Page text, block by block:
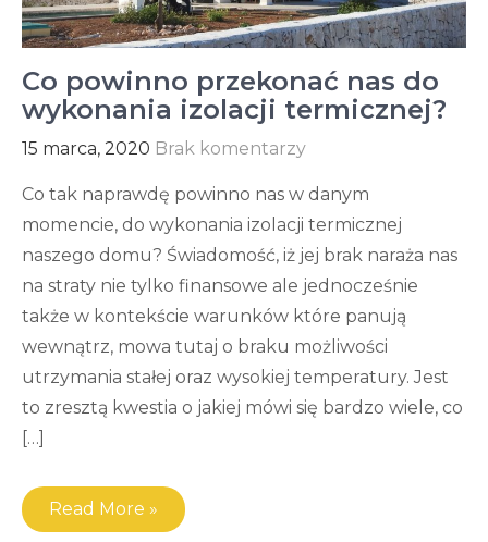
Co powinno przekonać nas do
wykonania izolacji termicznej?
15 marca, 2020 Brak komentarzy
Co tak naprawdę powinno nas w danym
momencie, do wykonania izolacji termicznej
naszego domu? Świadomość, iż jej brak naraża nas
na straty nie tylko finansowe ale jednocześnie
także w kontekście warunków które panują
wewnątrz, mowa tutaj o braku możliwości
utrzymania stałej oraz wysokiej temperatury. Jest
to zresztą kwestia o jakiej mówi się bardzo wiele, co
[…]
Read More »